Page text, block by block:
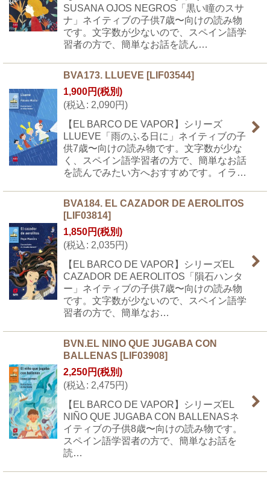
SUSANA OJOS NEGROS「黒い瞳のスサ
ナ」ネイティブの子供7歳〜向けの読み物
です。文字数が少ないので、スペイン語学
習者の方で、簡単なお話を読ん…
BVA173. LLUEVE [LIF03544]
1,900円(税別)
(税込: 2,090円)
【EL BARCO DE VAPOR】シリーズ
LLUEVE「雨のふる日に」ネイティブの子
供7歳〜向けの読み物です。文字数が少な
く、スペイン語学習者の方で、簡単なお話
を読んでみたい方へおすすめです。イラ…
BVA184. EL CAZADOR DE AEROLITOS
[LIF03814]
1,850円(税別)
(税込: 2,035円)
【EL BARCO DE VAPOR】シリーズEL
CAZADOR DE AEROLITOS「隕石ハンタ
ー」ネイティブの子供7歳〜向けの読み物
です。文字数が少ないので、スペイン語学
習者の方で、簡単なお…
BVN.EL NINO QUE JUGABA CON
BALLENAS [LIF03908]
2,250円(税別)
(税込: 2,475円)
【EL BARCO DE VAPOR】シリーズEL
NIÑO QUE JUGABA CON BALLENASネ
イティブの子供8歳〜向けの読み物です。
スペイン語学習者の方で、簡単なお話を
読…